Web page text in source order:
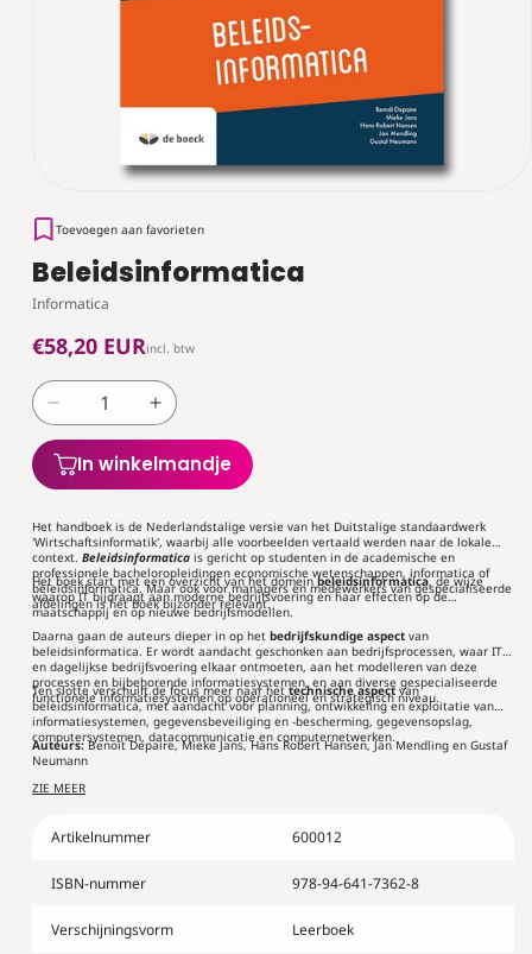
Toevoegen aan favorieten
Beleidsinformatica
Informatica
Normale
prijs
€58,20 EURincl. btw
Aantal
verlagen
voor
Beleidsinformatica
Aantal
verhogen
voor
Beleidsinformatica
In winkelmandje
Het handboek is de Nederlandstalige versie van het Duitstalige standaardwerk
'Wirtschaftsinformatik', waarbij alle voorbeelden vertaald werden naar de lokale
context. Beleidsinformatica is gericht op studenten in de academische en
professionele bacheloropleidingen economische wetenschappen, informatica of
beleidsinformatica. Maar ook voor managers en medewerkers van gespecialiseerde
afdelingen is het boek bijzonder relevant.
Het boek start met een overzicht van het domeinbeleidsinformatica, de wijze
waarop IT bijdraagt aan moderne bedrijfsvoering en haar effecten op de
maatschappij en op nieuwe bedrijfsmodellen.
Daarna gaan de auteurs dieper in op het bedrijfskundige aspect van
beleidsinformatica. Er wordt aandacht geschonken aan bedrijfsprocessen, waar IT
en dagelijkse bedrijfsvoering elkaar ontmoeten, aan het modelleren van deze
processen en bijbehorende informatiesystemen, en aan diverse gespecialiseerde
functionele informatiesystemen op operationeel en strategisch niveau.
Ten slotte verschuift de focus meer naar hettechnische aspect van
beleidsinformatica, met aandacht voor planning, ontwikkeling en exploitatie van
informatiesystemen, gegevensbeveiliging en -bescherming, gegevensopslag,
computersystemen, datacommunicatie en computernetwerken.
Auteurs:Benoît Depaire, Mieke Jans, Hans Robert Hansen, Jan Mendling en Gustaf
Neumann
ZIE MEER
Artikelnummer 600012
ISBN-nummer 978-94-641-7362-8
Verschijningsvorm Leerboek